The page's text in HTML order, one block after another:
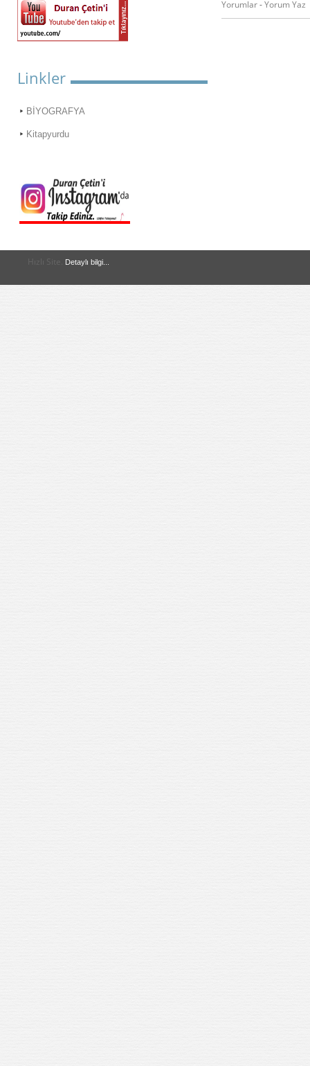
Linkler
BİYOGRAFYA
Kitapyurdu
Yorumlar-Yorum Yaz
Hızlı Site. Detaylı bilgi...